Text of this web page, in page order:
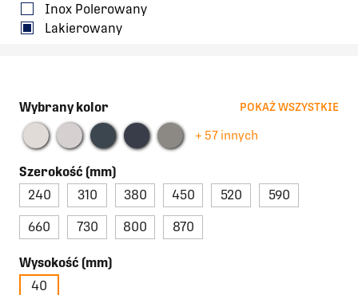
Inox Polerowany
Lakierowany
Wybrany kolor POKAŻ WSZYSTKIE
+ 57 innych
Szerokość (mm)
240
310 380 450 520 590
660 730 800 870
Wysokość (mm)
40